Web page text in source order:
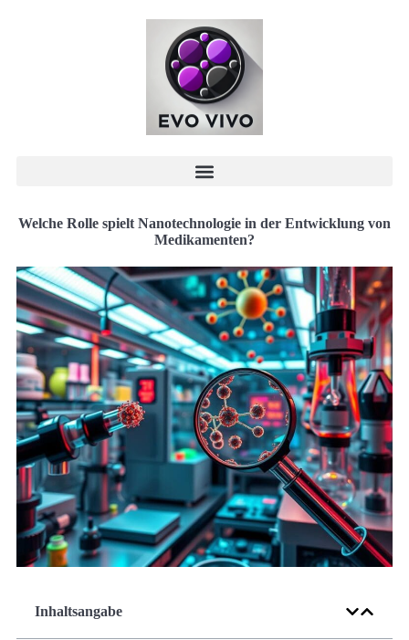
Welche Rolle spielt Nanotechnologie in der Entwicklung von
Medikamenten?
Inhaltsangabe